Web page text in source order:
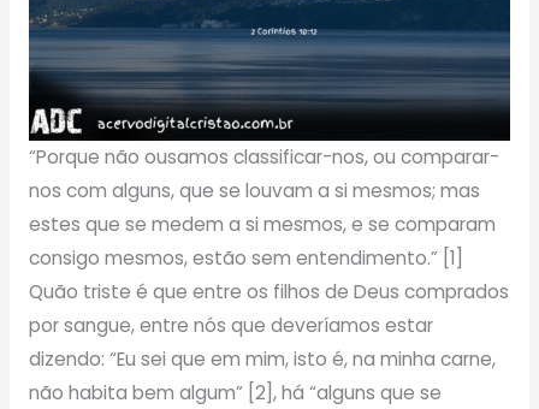
“Porque não ousamos classificar-nos, ou comparar-
nos com alguns, que se louvam a si mesmos; mas
estes que se medem a si mesmos, e se comparam
consigo mesmos, estão sem entendimento.” [1]
Quão triste é que entre os filhos de Deus comprados
por sangue, entre nós que deveríamos estar
dizendo: “Eu sei que em mim, isto é, na minha carne,
não habita bem algum” [2], há “alguns que se